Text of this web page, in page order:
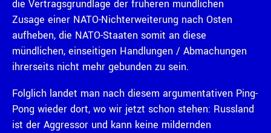
die Vertragsgrundlage der früheren mündlichen
Zusage einer NATO-Nichterweiterung nach Osten
aufheben, die NATO-Staaten somit an diese
mündlichen, einseitigen Handlungen / Abmachungen
ihrerseits nicht mehr gebunden zu sein.
Folglich landet man nach diesem argumentativen Ping-
Pong wieder dort, wo wir jetzt schon stehen: Russland
ist der Aggressor und kann keine mildernden